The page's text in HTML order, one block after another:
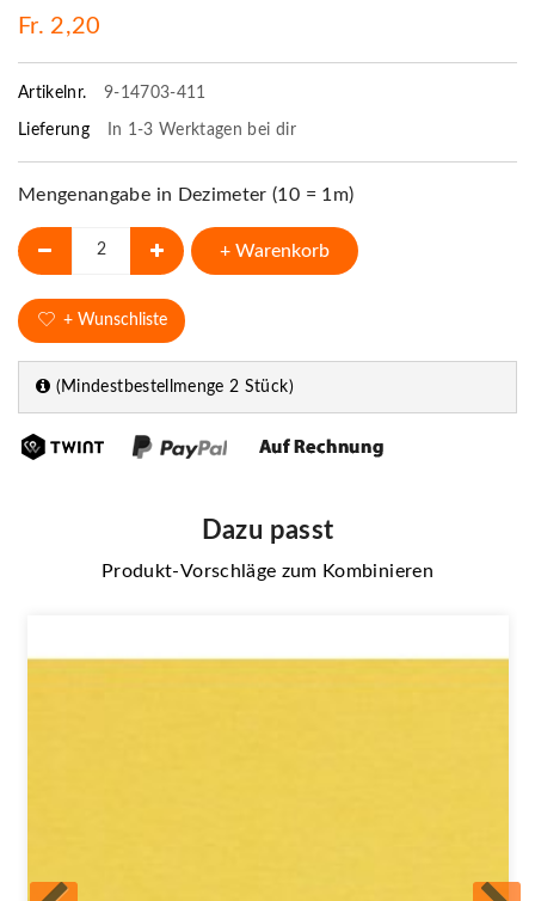
Fr. 2,20
Artikelnr. 9-14703-411
Lieferung In 1-3 Werktagen bei dir
Mengenangabe in Dezimeter (10 = 1m)
+ Warenkorb
+ Wunschliste
(Mindestbestellmenge 2 Stück)
Dazu passt
Produkt-Vorschläge zum Kombinieren